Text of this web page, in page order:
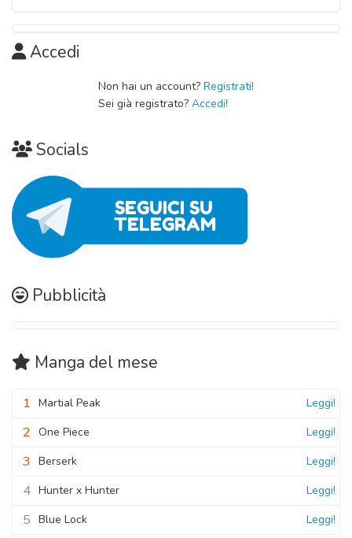
Accedi
Non hai un account? Registrati!
Sei già registrato? Accedi!
Socials
Pubblicità
Manga del mese
1 Martial Peak Leggi!
2 One Piece Leggi!
3 Berserk Leggi!
4 Hunter x Hunter Leggi!
5 Blue Lock Leggi!